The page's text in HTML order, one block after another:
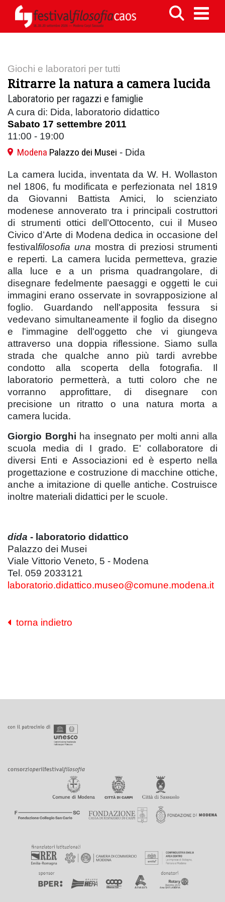
Giochi e laboratori per tutti
Ritrarre la natura a camera lucida
Laboratorio per ragazzi e famiglie
A cura di: Dida, laboratorio didattico
Sabato 17 settembre 2011
11:00 - 19:00
Modena Palazzo dei Musei - Dida
La camera lucida, inventata da W. H. Wollaston
nel 1806, fu modificata e perfezionata nel 1819
da Giovanni Battista Amici, lo scienziato
modenese annoverato tra i principali costruttori
di strumenti ottici dell’Ottocento, cui il Museo
Civico d’Arte di Modena dedica in occasione del
festivalfilosofia una mostra di preziosi strumenti
e reperti. La camera lucida permetteva, grazie
alla luce e a un prisma quadrangolare, di
disegnare fedelmente paesaggi e oggetti le cui
immagini erano osservate in sovrapposizione al
foglio. Guardando nell'apposita fessura si
vedevano simultaneamente il foglio da disegno
e l'immagine dell'oggetto che vi giungeva
attraverso una doppia riflessione. Siamo sulla
strada che qualche anno più tardi avrebbe
condotto alla scoperta della fotografia. Il
laboratorio permetterà, a tutti coloro che ne
vorranno approfittare, di disegnare con
precisione un ritratto o una natura morta a
camera lucida.
Giorgio Borghi ha insegnato per molti anni alla
scuola media di I grado. E' collaboratore di
diversi Enti e Associazioni ed è esperto nella
progettazione e costruzione di macchine ottiche,
anche a imitazione di quelle antiche. Costruisce
inoltre materiali didattici per le scuole.
dida - laboratorio didattico
Palazzo dei Musei
Viale Vittorio Veneto, 5 - Modena
Tel. 059 2033121
laboratorio.didattico.museo@comune.modena.it
torna indietro